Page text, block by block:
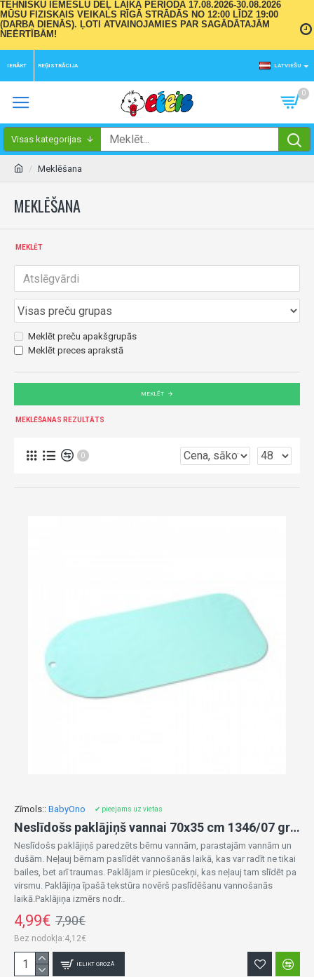
TEHNISKU IEMESLU DĒĻ LAIKA PERIODĀ 17.08.2026-30.08.2026
MŪSU FIZISKAIS VEIKALS RĪGĀ STRĀDĀS NO 12:00 LĪDZ 19:00
(DARBA DIENĀS). ĻOTI ATVAINOJAMIES PAR SAGĀDĀTAJĀM
NEĒRTĪBĀM!
IENĀKT REĢISTRĀCIJA LATVIEŠU
0
Visas kategorijas
Meklēšana
MEKLĒŠANA
MEKLĒT
Meklēt preču apakšgrupās
Meklēt preces aprakstā
MEKLĒT
MEKLĒŠANAS REZULTĀTS
0
Zīmols:: BabyOno ✔ pieejams uz vietas
Neslīdošs paklājiņš vannai 70x35 cm 1346/07 green
Neslīdošs paklājiņš paredzēts bērnu vannām, parastajām vannām un
dušām. Neļauj bērnam paslīdēt vannošanās laikā, kas var radīt ne tikai
bailes, bet arī traumas. Paklājam ir piesūcekņi, kas neļauj tam slīdēt pa
virsmu. Paklājiņa īpašā tekstūra novērš paslīdēšanu vannošanās
laikā.Paklājiņa izmērs nodr..
4,99€ 7,90€
Bez nodokļa:4,12€
IELIKT GROZĀ